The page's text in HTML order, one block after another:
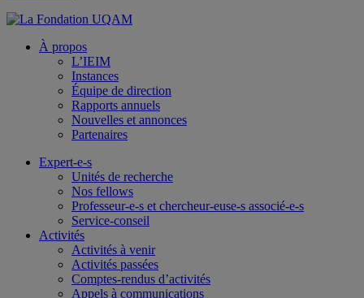
À propos
L’IEIM
Instances
Équipe de direction
Rapports annuels
Nouvelles et annonces
Partenaires
Expert-e-s
Unités de recherche
Nos fellows
Professeur-e-s et chercheur-euse-s associé-e-s
Service-conseil
Activités
Activités à venir
Activités passées
Comptes-rendus d’activités
Appels à communications